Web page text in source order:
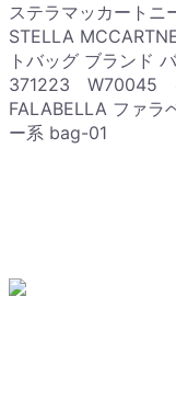
ステラマッカートニ
STELLA
トバッグ ブランド
371223 W70045
FALABELLA ファラ
ー系 bag-01